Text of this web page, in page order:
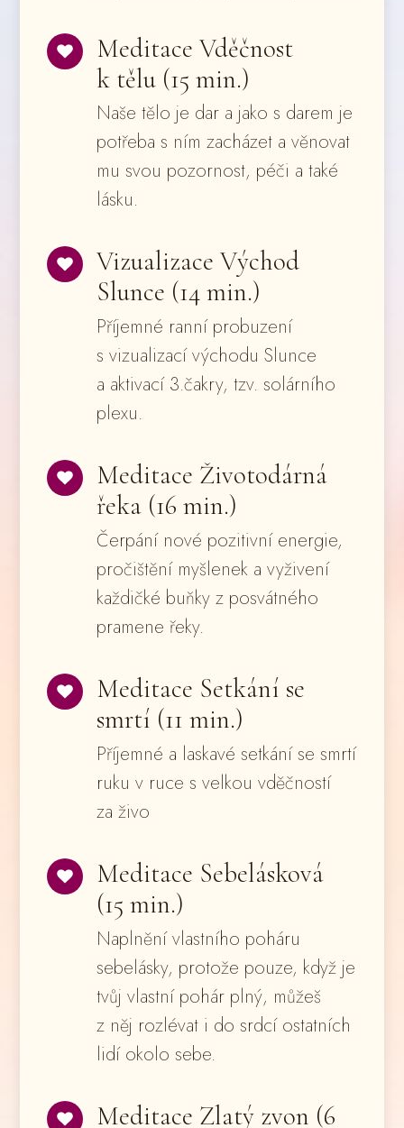
Meditace Vděčnost
k tělu (15 min.)
Naše tělo je dar a jako s darem je
potřeba s ním zacházet a věnovat
mu svou pozornost, péči a také
lásku.
Vizualizace Východ
Slunce (14 min.)
Příjemné ranní probuzení
s vizualizací východu Slunce
a aktivací 3.čakry, tzv. solárního
plexu.
Meditace Životodárná
řeka (16 min.)
Čerpání nové pozitivní energie,
pročištění myšlenek a vyživení
každičké buňky z posvátného
pramene řeky.
Meditace Setkání se
smrtí (11 min.)
Příjemné a laskavé setkání se smrtí
ruku v ruce s velkou vděčností
za živo
Meditace Sebelásková
(15 min.)
Naplnění vlastního poháru
sebelásky, protože pouze, když je
tvůj vlastní pohár plný, můžeš
z něj rozlévat i do srdcí ostatních
lidí okolo sebe.
Meditace Zlatý zvon (6